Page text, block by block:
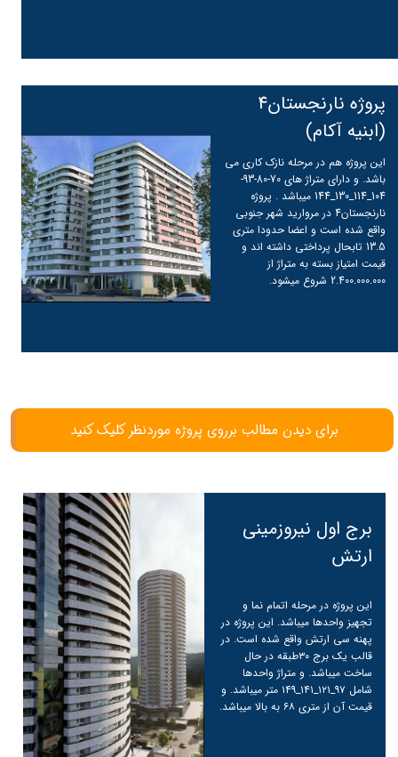
برج اول نیروزمینی
ارتش
این پروژه در مرحله اتمام نما و
تجهیز واحدها میباشد. این پروژه در
پهنه سی ارتش واقع شده است. در
قالب یک برج ۳۰طبقه در حال
ساخت میباشد. و متراژ واحدها
شامل ۹۷_۱۲۱_۱۴۱_۱۴۹ متر میباشد. و
قیمت آن از متری ۶۸ به بالا میباشد.
پروژه نارنجستان4
(ابنیه آکام)
این پروژه هم در مرحله نازک کاری می
باشد. و دارای متراژ های 70-80-93-
104_114_130_144 میباشد . پروژه
نارنجستان4 در مروارید شهر جنوبی
واقع شده است و اعضا حدودا متری
13.5 تابحال پرداختی داشته اند و
قیمت امتیاز بسته به متراژ از
2.400.000.000 شروع میشود.
برای دیدن مطالب برروی پروژه موردنظر کلیک کنید